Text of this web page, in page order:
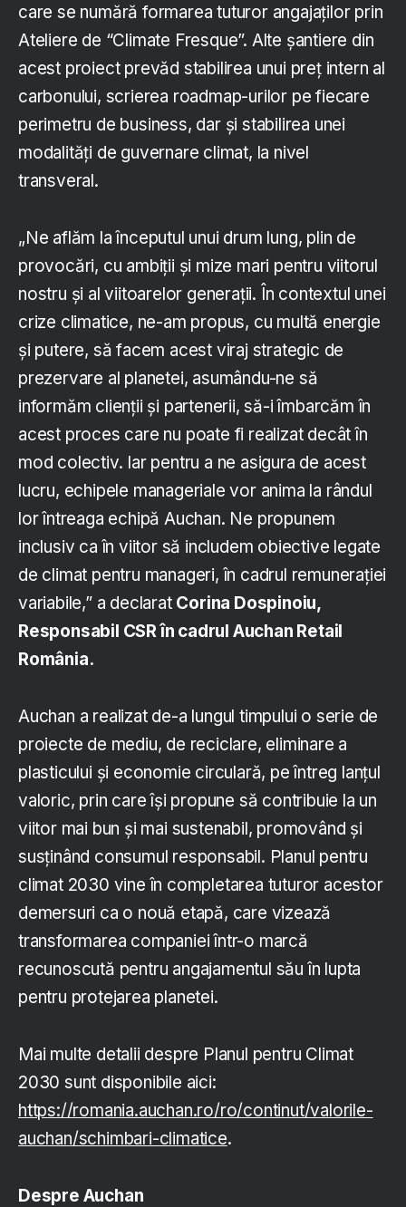
care se numără formarea tuturor angajaților prin
Ateliere de “Climate Fresque”. Alte șantiere din
acest proiect prevăd stabilirea unui preț intern al
carbonului, scrierea roadmap-urilor pe fiecare
perimetru de business, dar și stabilirea unei
modalități de guvernare climat, la nivel
transveral.
„Ne aflăm la începutul unui drum lung, plin de
provocări, cu ambiții și mize mari pentru viitorul
nostru și al viitoarelor generații. În contextul unei
crize climatice, ne-am propus, cu multă energie
și putere, să facem acest viraj strategic de
prezervare al planetei, asumându-ne să
informăm clienții și partenerii, să-i îmbarcăm în
acest proces care nu poate fi realizat decât în
mod colectiv. Iar pentru a ne asigura de acest
lucru, echipele manageriale vor anima la rândul
lor întreaga echipă Auchan. Ne propunem
inclusiv ca în viitor să includem obiective legate
de climat pentru manageri, în cadrul remunerației
variabile,” a declarat Corina Dospinoiu,
Responsabil CSR în cadrul Auchan Retail
România.
Auchan a realizat de-a lungul timpului o serie de
proiecte de mediu, de reciclare, eliminare a
plasticului și economie circulară, pe întreg lanțul
valoric, prin care își propune să contribuie la un
viitor mai bun și mai sustenabil, promovând și
susținând consumul responsabil. Planul pentru
climat 2030 vine în completarea tuturor acestor
demersuri ca o nouă etapă, care vizează
transformarea companiei într-o marcă
recunoscută pentru angajamentul său în lupta
pentru protejarea planetei.
Mai multe detalii despre Planul pentru Climat
2030 sunt disponibile aici:
https://romania.auchan.ro/ro/continut/valorile-
auchan/schimbari-climatice.
Despre Auchan